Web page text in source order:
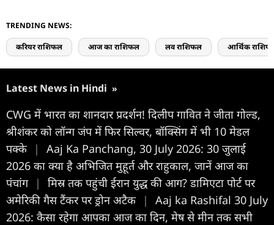
TRENDING NEWS:
करियर राशिफल आज का राशिफल लव राशिफल आर्थिक
Latest News in Hindi »
CWG में भारत का शानदार प्रदर्शन! दिलीप गावित ने जीता गोल्ड,
श्रीशंकर को लॉन्ग जंप में फिर सिल्वर, बॉक्सिंग में भी 10 मेडल
पक्के
|
Aaj Ka Panchang, 30 July 2026: 30 जुलाई
2026 का क्या है अभिजित मुहूर्त और राहुकाल, जानें आज का
पंचांग |
मिस्र तक पहुंची ईरान युद्ध की आग? डामिएटा पोर्ट पर
अमेरिकी गैस टैंकर पर ड्रोन अटैक
|
Aaj ka Rashifal 30 July
2026: कैसा रहेगा आपका आज का द‍िन, मेष से मीन तक सभी